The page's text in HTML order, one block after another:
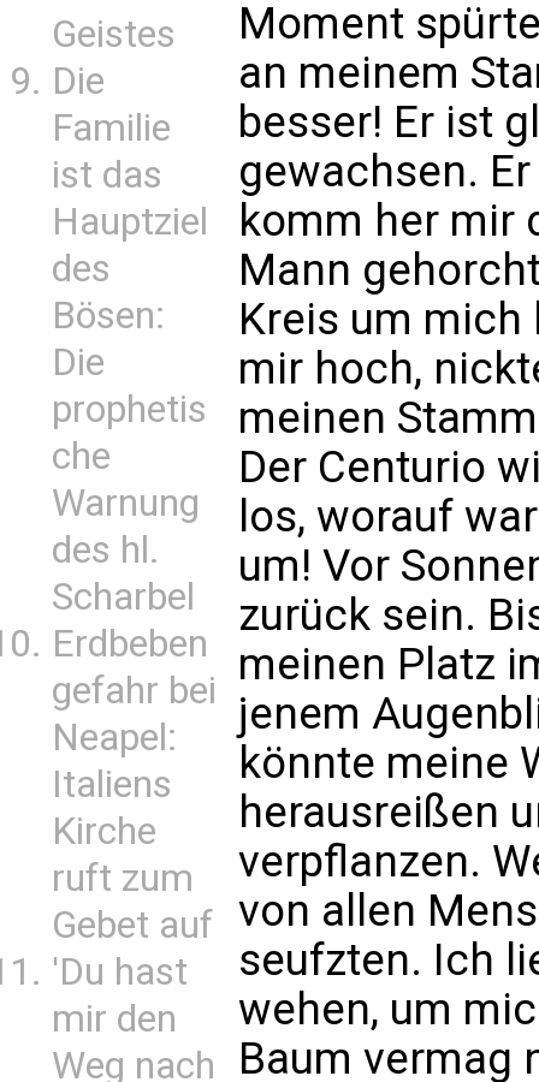
Geistes
Die
Familie
ist das
Hauptziel
des
Bösen:
Die
prophetis
che
Warnung
des hl.
Scharbel
Erdbeben
gefahr bei
Neapel:
Italiens
Kirche
ruft zum
Gebet auf
'Du hast
mir den
Weg nach
Moment
an meinem
besser! Er ist
gewachsen.
komm her mir
Mann
Kreis um mich
mir hoch,
meinen
Der Centurio
los, worauf
um! Vor
zurück sein.
meinen Platz
jenem
könnte meine
herausreißen
verpflanzen.
von allen
seufzten. Ich
wehen, um
Baum vermag